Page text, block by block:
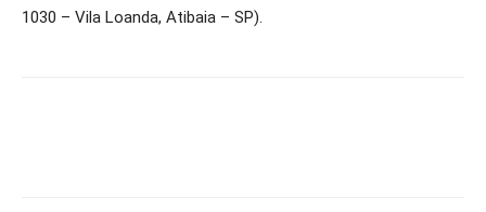
1030 – Vila Loanda, Atibaia – SP).